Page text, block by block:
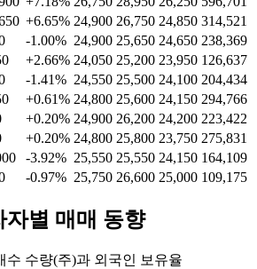
+6.65% 24,900 26,750 24,850 314,521
-1.00% 24,900 25,650 24,650 238,369
+2.66% 24,050 25,200 23,950 126,637
-1.41% 24,550 25,500 24,100 204,434
+0.61% 24,800 25,600 24,150 294,766
+0.20% 24,900 26,200 24,200 223,422
+0.20% 24,800 25,800 23,750 275,831
-3.92% 25,550 25,550 24,150 164,109
-0.97% 25,750 26,600 25,000 109,175
자별 매매 동향
수 수량(주)과 외국인 보유율